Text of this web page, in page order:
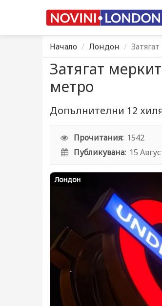
Начало Лондон
Затягат
метро
Допълнителни 12
Прочитания: 1542
Публикувана: 15
Лондон